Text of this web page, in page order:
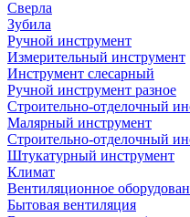
Сверла
Зубила
Ручной инструмент
Измерительный инструмент
Инструмент слесарный
Ручной инструмент разное
Строительно-отделочный
Малярный инструмент
Строительно-отделочный
Штукатурный инструмент
Климат
Вентиляционное
Бытовая вентиляция